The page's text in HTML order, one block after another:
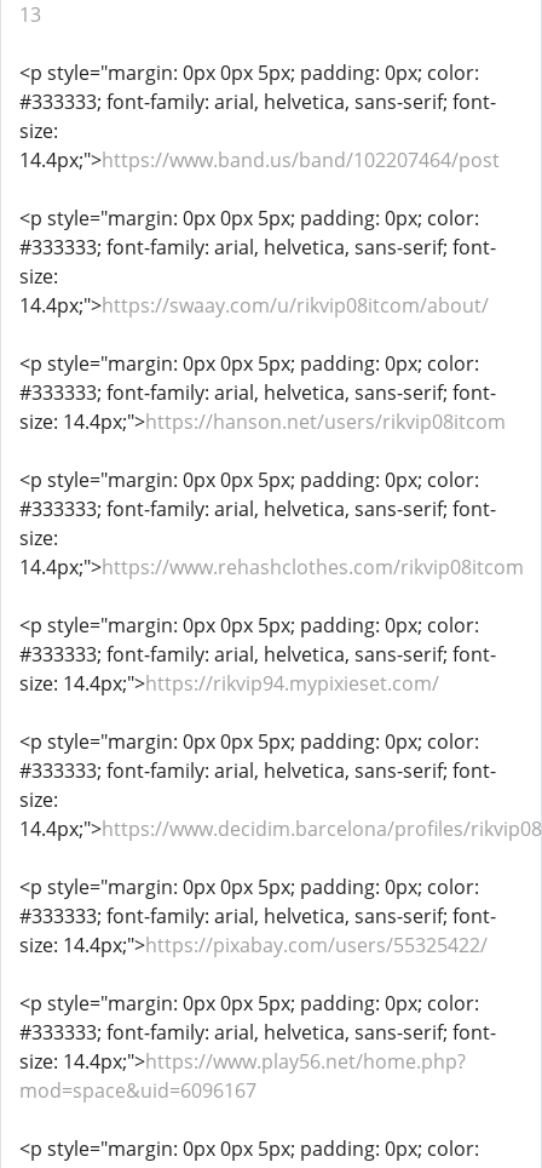
13
<p style="margin: 0px 0px 5px; padding: 0px; color:
#333333; font-family: arial, helvetica, sans-serif; font-
size:
14.4px;">https://www.band.us/band/102207464/post
<p style="margin: 0px 0px 5px; padding: 0px; color:
#333333; font-family: arial, helvetica, sans-serif; font-
size:
14.4px;">https://swaay.com/u/rikvip08itcom/about/
<p style="margin: 0px 0px 5px; padding: 0px; color:
#333333; font-family: arial, helvetica, sans-serif; font-
size: 14.4px;">https://hanson.net/users/rikvip08itcom
<p style="margin: 0px 0px 5px; padding: 0px; color:
#333333; font-family: arial, helvetica, sans-serif; font-
size:
14.4px;">https://www.rehashclothes.com/rikvip08itcom
<p style="margin: 0px 0px 5px; padding: 0px; color:
#333333; font-family: arial, helvetica, sans-serif; font-
size: 14.4px;">https://rikvip94.mypixieset.com/
<p style="margin: 0px 0px 5px; padding: 0px; color:
#333333; font-family: arial, helvetica, sans-serif; font-
size:
14.4px;">https://www.decidim.barcelona/profiles/
<p style="margin: 0px 0px 5px; padding: 0px; color:
#333333; font-family: arial, helvetica, sans-serif; font-
size: 14.4px;">https://pixabay.com/users/55325422/
<p style="margin: 0px 0px 5px; padding: 0px; color:
#333333; font-family: arial, helvetica, sans-serif; font-
size: 14.4px;">https://www.play56.net/home.php?
mod=space&uid=6096167
<p style="margin: 0px 0px 5px; padding: 0px; color: